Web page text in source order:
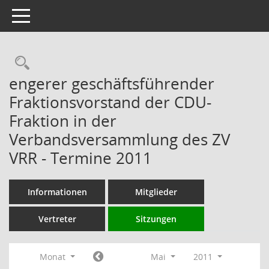
Toggle navigation
Rechercheauswahl
engerer geschäftsführender
Fraktionsvorstand der CDU-
Fraktion in der
Verbandsversammlung des ZV
VRR - Termine 2011
Informationen Mitglieder
Vertreter Sitzungen
Monat Mai
2011